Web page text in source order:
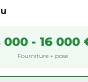
000 - 16 000
Fourniture + pose